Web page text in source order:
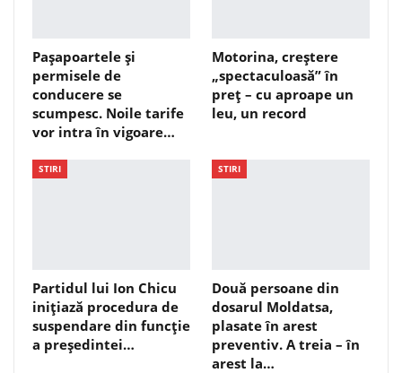
Pașapoartele și
permisele de
conducere se
scumpesc. Noile tarife
vor intra în vigoare…
Motorina, creștere
„spectaculoasă” în
preț – cu aproape un
leu, un record
STIRI
Partidul lui Ion Chicu
inițiază procedura de
suspendare din funcție
a președintei…
STIRI
Două persoane din
dosarul Moldatsa,
plasate în arest
preventiv. A treia – în
arest la…